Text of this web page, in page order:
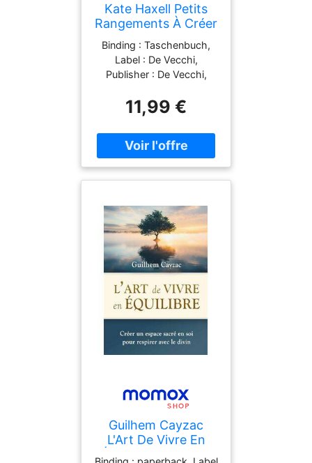
Kate Haxell Petits
Rangements À Créer
Soi Même : 23
Projets Pour Tous
Les Espaces
Binding : Taschenbuch,
Label : De Vecchi,
Publisher : De Vecchi,
publicationDate : 2009-
03-16, authors : Kate
Haxell, Philip Haxell,
Collectif, translators :
Guillaume Eluerd, ISBN :
11,99 €
Guilhem Cayzac
L'Art De Vivre En
Équilibre: Créer Un